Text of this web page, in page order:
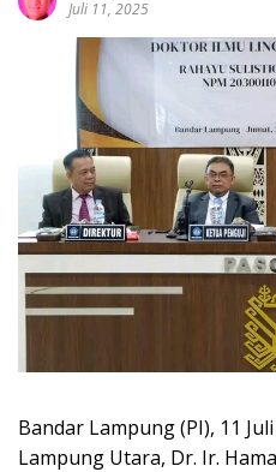
Juli 11, 2025
Bandar Lampung (PI), 11
Lampung Utara, Dr. Ir.